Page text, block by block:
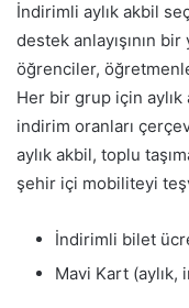
İndirimli aylık akbil
destek anlayışının bir
öğrenciler,
Her bir grup için
indirim oranları
aylık akbil, toplu
şehir içi mobiliteyi
İndirimli bilet
Mavi Kart